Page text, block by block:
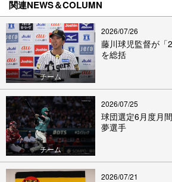
関連NEWS＆COLUMN
チーム
2026/07/26
藤川球児監督が「
を総括
チーム
2026/07/25
球団選定6月度月
夢選手
2026/07/21